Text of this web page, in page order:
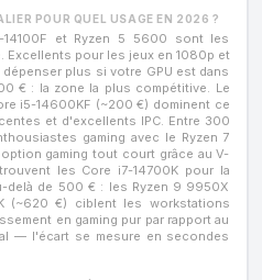
POUR QUEL USAGE EN 2026 ?
et Ryzen 5 5600 sont les
Excellents pour les jeux en 1080p et
plus si votre GPU est dans
€ : la zone la plus compétitive. Le
i5-14600KF (~200 €) dominent ce
et d'excellents IPC. Entre 300
gaming avec le Ryzen 7
gaming tout court grâce au V-
les Core i7-14700K pour la
delà de 500 € : les Ryzen 9 9950X
(~620 €) ciblent les workstations
en gaming pur par rapport au
— l'écart se mesure en secondes